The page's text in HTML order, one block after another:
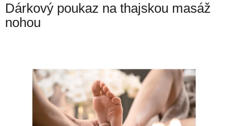
Dárkový poukaz na thajskou masáž
nohou